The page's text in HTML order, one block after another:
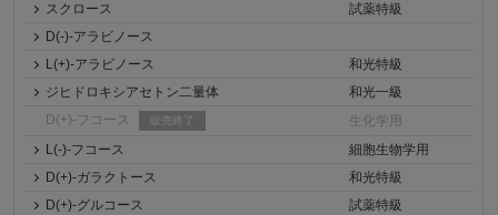
スクロース
試薬特級
D(-)-アラビノース
L(+)-アラビノース
和光特級
ジヒドロキシアセトン二量体
和光一級
D(+)-フコース
販売終了
生化学用
L(-)-フコース
細胞生物学用
D(+)-ガラクトース
和光特級
D(+)-グルコース
試薬特級